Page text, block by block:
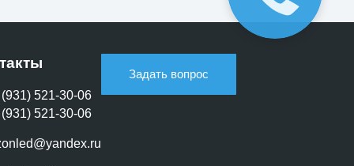
521-30-06
521-30-06
Задать вопрос